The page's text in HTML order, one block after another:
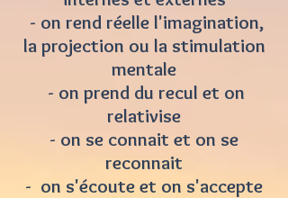
- on rend réelle l'imagination,
la projection ou la stimulation
mentale
- on prend du recul et on
relativise
- on se connait et on se
reconnait
- on s'écoute et on s'accepte